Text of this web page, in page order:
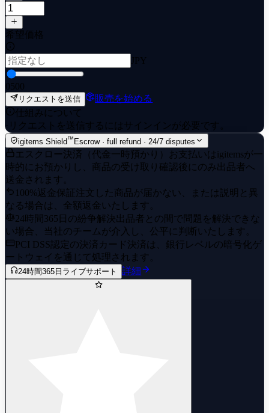
希望価格
JPY
0500
リクエストを送信
販売を始める
仕組みについて
· リクエストを送信するにはサインインが必要です。
igitems Shield™ Escrow · full refund · 24/7 disputes
エスクロー決済（代金一時預かり） お支払いはigitemsが一
時的にお預かりし、商品の受け取り確認後にのみ出品者へ
送金されます。
100%返金保証 注文した商品が届かない、または説明と異
なる場合は、全額返金いたします。
24時間365日の紛争解決出品者との間で問題を解決できな
い場合、当社のチームが介入し、公平に判断いたします。
PCI DSS認定の決済 カード決済は、銀行レベルの暗号化ゲ
ートウェイを通じて処理されます。
24時間365日ライブサポート 詳細